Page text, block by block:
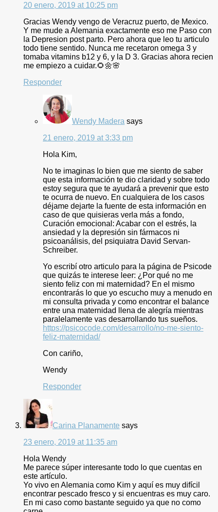
20 enero, 2019 at 10:25 pm
Gracias Wendy vengo de Veracruz puerto, de Mexico.
Y me mude a Alemania exactamente eso me Paso con
la Depresion post parto. Pero ahora que leo tu articulo
todo tiene sentido. Nunca me recetaron omega 3 y
tomaba vitamins b12 y 6, y la D 3. Gracias ahora recien
me empiezo a cuidar.🌻🌼🌸
Responder
Wendy Madera says
21 enero, 2019 at 3:33 pm
Hola Kim,
No te imaginas lo bien que me siento de saber
que esta información te dio claridad y sobre todo
estoy segura que te ayudará a prevenir que esto
te ocurra de nuevo. En cualquiera de los casos
déjame dejarte la fuente de esta información en
caso de que quisieras verla más a fondo,
Curación emocional: Acabar con el estrés, la
ansiedad y la depresión sin fármacos ni
psicoanálisis, del psiquiatra David Servan-
Schreiber.
Yo escribí otro articulo para la página de Psicode
que quizás te interese leer: ¿Por qué no me
siento feliz con mi maternidad? En el mismo
encontrarás lo que yo escucho muy a menudo en
mi consulta privada y como encontrar el balance
entre una maternidad llena de alegría mientras
paralelamente vas desarrollando tus sueños.
https://psicocode.com/desarrollo/no-me-siento-
feliz-maternidad/
Con cariño,
Wendy
Responder
Carina Planamente says
23 enero, 2019 at 11:35 am
Hola Wendy
Me parece súper interesante todo lo que cuentas en
este artículo.
Yo vivo en Alemania como Kim y aquí es muy difícil
encontrar pescado fresco y si encuentras es muy caro.
En mi caso como bastante seguido ya que no como